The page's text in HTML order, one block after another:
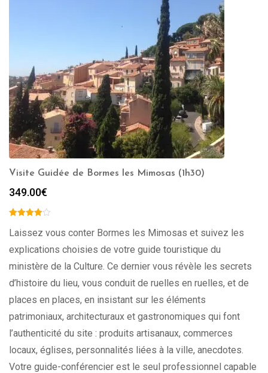
Visite Guidée de Bormes les Mimosas (1h30)
349.00€
Laissez vous conter Bormes les Mimosas et suivez les
explications choisies de votre guide touristique du
ministère de la Culture. Ce dernier vous révèle les secrets
d’histoire du lieu, vous conduit de ruelles en ruelles, et de
places en places, en insistant sur les éléments
patrimoniaux, architecturaux et gastronomiques qui font
l’authenticité du site : produits artisanaux, commerces
locaux, églises, personnalités liées à la ville, anecdotes.
Votre guide-conférencier est le seul professionnel capable